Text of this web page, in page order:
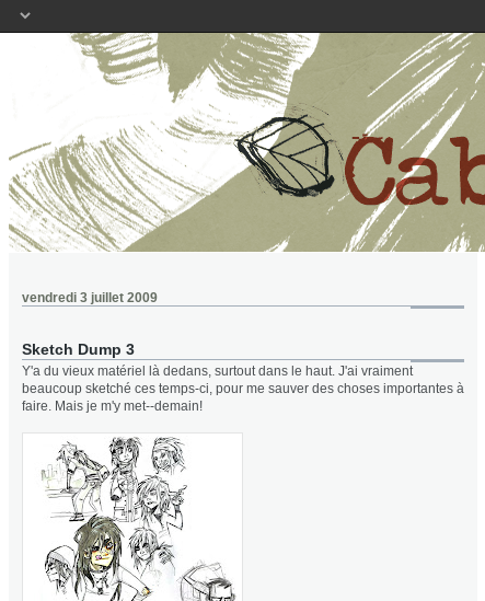
vendredi 3 juillet 2009
Sketch Dump 3
Y'a du vieux matériel là dedans, surtout dans le haut. J'ai vraiment
beaucoup sketché ces temps-ci, pour me sauver des choses importantes à
faire. Mais je m'y met--demain!